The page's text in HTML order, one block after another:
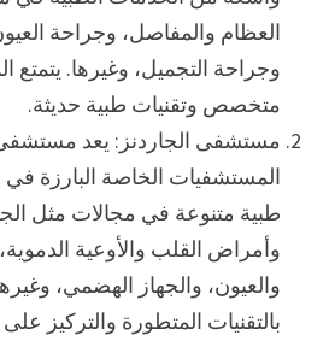
العظام والمفاصل، وجراحة
وجراحة التجميل، وغيرها.
متخصص وتقنيات طبية حديثة.
مستشفى الجاردنز: يعد مستشفى
المستشفيات الخاصة البارزة
طبية متنوعة في مجالات مثل
وأمراض القلب والأوعية
والعيون، والجهاز الهضمي،
بالتقنيات المتطورة والتركيز